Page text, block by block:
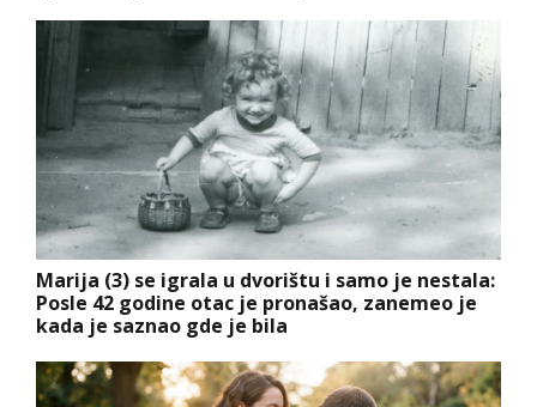
Marija (3) se igrala u dvorištu i samo je nestala:
Posle 42 godine otac je pronašao, zanemeo je
kada je saznao gde je bila